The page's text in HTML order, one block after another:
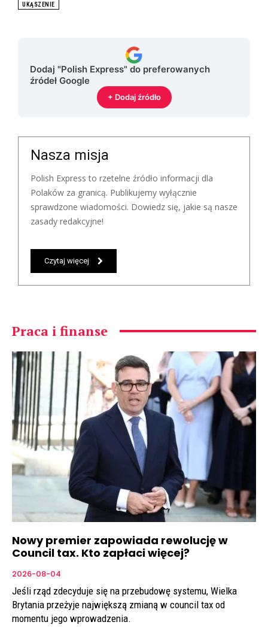
UKĄSZENIE
Dodaj "Polish Express" do preferowanych
źródeł Google
+ Dodaj źródło
Nasza misja
Polish Express to rzetelne źródło informacji dla
Polaków za granicą. Publikujemy wyłącznie
sprawdzone wiadomości. Dowiedz się, jakie są nasze
zasady redakcyjne!
Czytaj więcej
Praca i finanse
Nowy premier zapowiada rewolucję w
Council tax. Kto zapłaci więcej?
2026-08-04
Jeśli rząd zdecyduje się na przebudowę systemu, Wielka
Brytania przeżyje największą zmianą w council tax od
momentu jego wprowadzenia.